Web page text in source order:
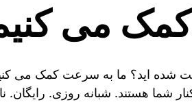
کمک می
شده اید؟ ما به سرعت کمک می
شما هستند. شبانه روزی. رایگان.